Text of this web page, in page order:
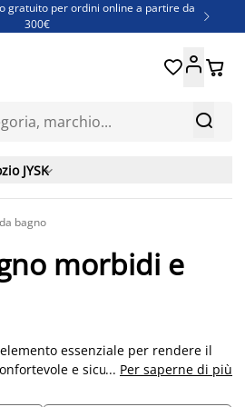
gratuito per ordini online a partire da
300€

| Oltre 1.500 articoli fino al 70%
il piano di rimborso più adatto a te

 
JYSK
bagno
morbidi e
essenziale per rendere il
e sicuro. Oltre a offrire
... Per saperne di più